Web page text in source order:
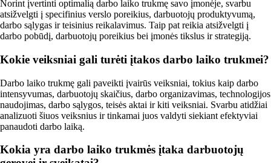
Norint įvertinti optimalią darbo laiko trukmę savo įmonėje, svarbu
atsižvelgti į specifinius verslo poreikius, darbuotojų produktyvumą,
darbo sąlygas ir teisinius reikalavimus. Taip pat reikia atsižvelgti į
darbo pobūdį, darbuotojų poreikius bei įmonės tikslus ir strategiją.
Kokie veiksniai gali turėti įtakos darbo laiko trukmei?
Darbo laiko trukmę gali paveikti įvairūs veiksniai, tokius kaip darbo
intensyvumas, darbuotojų skaičius, darbo organizavimas, technologijos
naudojimas, darbo sąlygos, teisės aktai ir kiti veiksniai. Svarbu atidžiai
analizuoti šiuos veiksnius ir tinkamai juos valdyti siekiant efektyviai
panaudoti darbo laiką.
Kokia yra darbo laiko trukmės įtaka darbuotojų